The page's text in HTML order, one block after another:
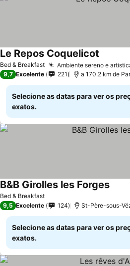
Bed & Breakfast Ambiente sereno e
Le Repos Coquelicot
9,7 Excelente 221 a 170.2 km de
Selecione as datas para ver os
exatos.
Bed & Breakfast
B&B Girolles les Forges
9,5 Excelente 124 St-Père-sous-
Selecione as datas para ver os
exatos.